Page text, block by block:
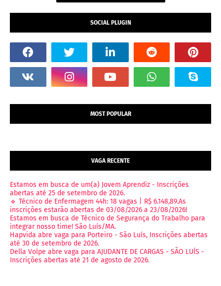
SOCIAL PLUGIN
MOST POPULAR
VAGA RECENTE
Estamos em busca de um(a) Jovem Aprendiz - Inscrições
abertas até 25 de setembro de 2026.
🔹 Técnico de Enfermagem 44h: 18 vagas | R$ 6.148,89.As
inscrições estarão abertas de 03/08/2026 a 23/08/2026!
Estamos em busca de Técnico de Segurança do Trabalho para
integrar nosso time! São Luís/MA.
Hapvida abre vaga para Porteiro - São Luís, Inscrições abertas
até 30 de setembro de 2026.
Della Volpe abre vaga para AJUDANTE DE CARGAS - SÃO LUÍS -
Inscrições abertas até 21 de agosto de 2026.